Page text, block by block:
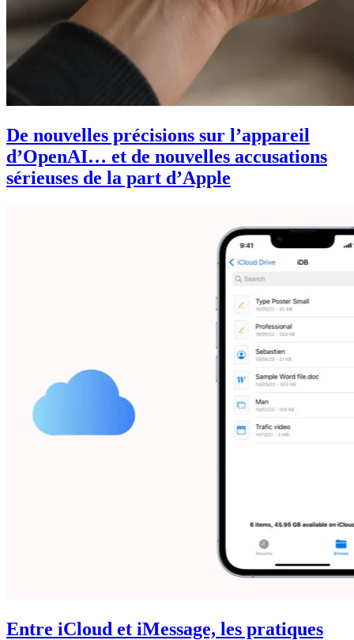
De nouvelles précisions sur l’appareil
d’OpenAI… et de nouvelles accusations
sérieuses de la part d’Apple
Entre iCloud et iMessage, les pratiques